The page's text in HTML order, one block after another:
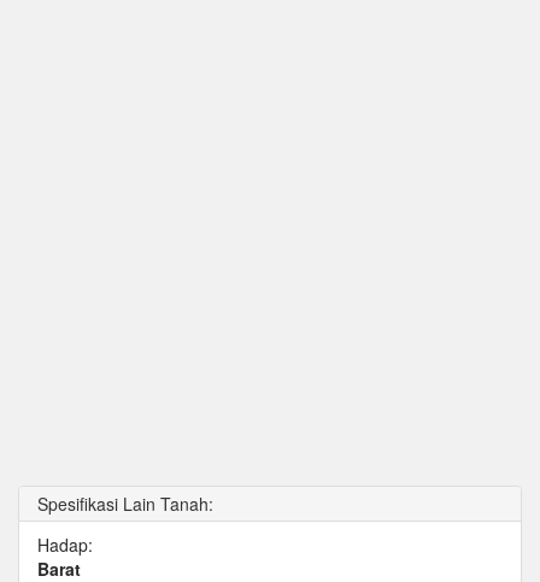
Spesifikasi Lain Tanah:
Hadap:
Barat